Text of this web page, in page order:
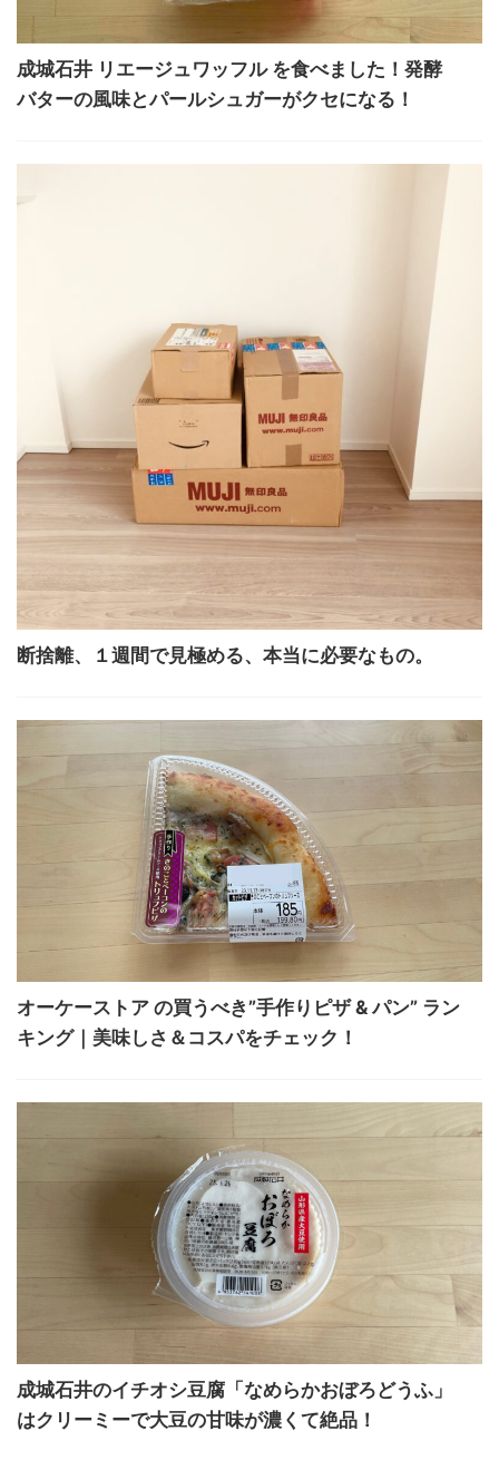
成城石井 リエージュワッフル を食べました！発酵
バターの風味とパールシュガーがクセになる！
断捨離、１週間で見極める、本当に必要なもの。
オーケーストア の買うべき”手作りピザ & パン” ラン
キング｜美味しさ＆コスパをチェック！
成城石井のイチオシ豆腐「なめらかおぼろどうふ」
はクリーミーで大豆の甘味が濃くて絶品！